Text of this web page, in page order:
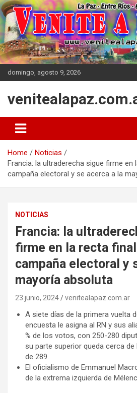
Skip
to
content
domingo, agosto 9, 2026
Home
Noticias
Francia: la ultraderecha sigue firme en
campaña electoral y se acerca a la
NOTICIAS
Francia: la
firme en la recta
campaña electoral y
mayoría absoluta
23 junio, 2024 venitealapaz.com.ar
A siete días de la primera vuelta
encuesta le asigna al RN y sus
% de los votos, con 250-280
su parte superior queda cerca
de 289.
El oficialismo de Emmanuel
de la extrema izquierda de